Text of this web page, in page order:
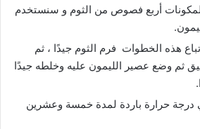
أربع فصوص من الثوم و سنستخدم
هذه الخطوات فرم الثوم جيدًا ، ثم
ثم وضع عصير الليمون عليه وخلطه جيدًا
درجة حرارة باردة لمدة خمسة وعشرين